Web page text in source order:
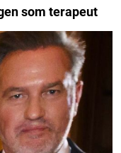
som terapeut